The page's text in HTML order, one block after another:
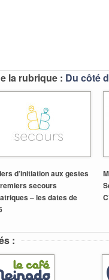
la rubrique : Du côté
d’initiation aux gestes
secours
– les dates de
: